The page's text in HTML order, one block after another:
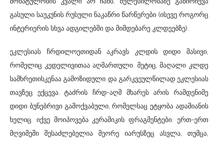
გასული საუკუნის რუსული ნაკაწრი წარწერები (ისევე როგორც
ინტერიერის სხვა ადგილებში და მიმდებარე კლდეებზე).
ეკლესიას ჩრდილოეთიდან აკრავს კლდის დიდი მასივი,
რომელიც კედელივითაა აღმართული. მეტიც, მაღალი კლდე
სამხრეთისკენაა გამოზიდული და გარკვეულწილად ეკლესიას
თავზეც ექცევა. ტაძრის ჩრდ-აღმ მხარეს არის რამდენიმე
დიდი ბუნებრივი გამოქვაბული, რომელსაც ეტყობა ადამიანის
ხელიც. იქვე მოიპოვება კერამიკის ფრაგმენტები. ერთ-ერთ
მღვიმეში შესაძლებელია მეორე იარუსზეც ასვლა, თუმცა,